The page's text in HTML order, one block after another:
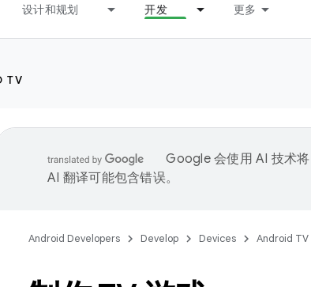
设计和规划 开发 更多
TV
Google 会使用 AI 技术将
AI 翻译可能包含错误。
Android Developers Develop Devices Android TV